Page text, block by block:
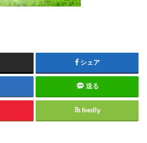
シェア
送る
feedly